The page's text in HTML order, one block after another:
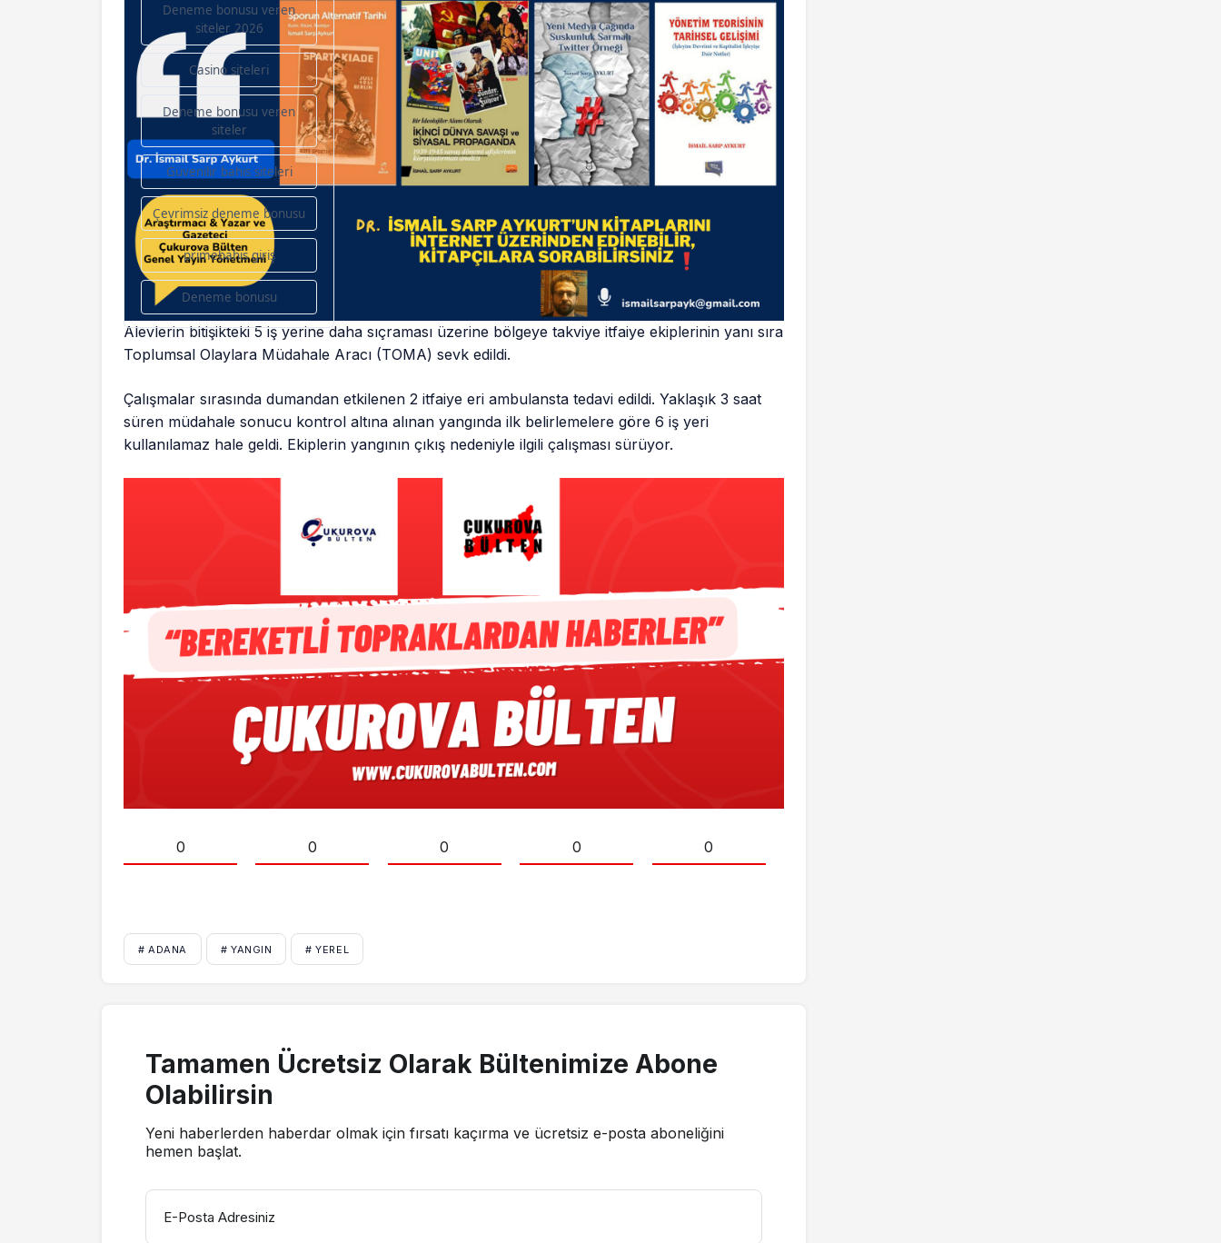
Deneme bonusu veren
siteler 2026
Casino siteleri
Deneme bonusu veren
siteler
Güvenilir bahis siteleri
Çevrimsiz deneme bonusu
primebahis giriş
Deneme bonusu
Alevlerin bitişikteki 5 iş yerine daha sıçraması üzerine bölgeye takviye itfaiye ekiplerinin yanı sıra
Toplumsal Olaylara Müdahale Aracı (TOMA) sevk edildi.
Çalışmalar sırasında dumandan etkilenen 2 itfaiye eri ambulansta tedavi edildi. Yaklaşık 3 saat
süren müdahale sonucu kontrol altına alınan yangında ilk belirlemelere göre 6 iş yeri
kullanılamaz hale geldi. Ekiplerin yangının çıkış nedeniyle ilgili çalışması sürüyor.
0 0 0 0 0
# ADANA # YANGIN # YEREL
Tamamen Ücretsiz Olarak Bültenimize Abone
Olabilirsin
Yeni haberlerden haberdar olmak için fırsatı kaçırma ve ücretsiz e-posta aboneliğini
hemen başlat.
E-Posta Adresiniz